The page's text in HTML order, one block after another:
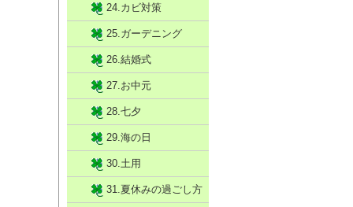
24.カビ対策
25.ガーデニング
26.結婚式
27.お中元
28.七夕
29.海の日
30.土用
31.夏休みの過ごし方